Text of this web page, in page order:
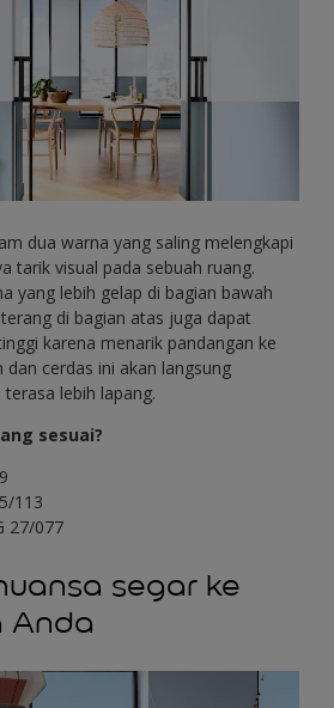
dua warna yang saling melengkapi
tarik visual pada sebuah ruang.
yang lebih gelap di bagian bawah
di bagian atas juga dapat
karena menarik pandangan ke
dan cerdas ini akan langsung
lebih lapang.
sesuai?
113
27/077
segar ke
Anda